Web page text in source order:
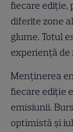
fiecare ediție,
diferite zone
glume. Totul
experiență
Menținerea
fiecare ediție
emisiunii.
optimistă și